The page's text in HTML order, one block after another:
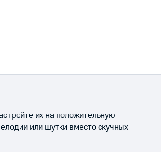
их на положительную
или шутки вместо скучных